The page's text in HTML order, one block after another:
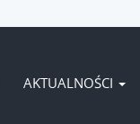
AKTUALNOŚCI